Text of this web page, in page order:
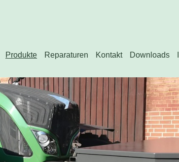
Produkte Reparaturen Kontakt Downloads